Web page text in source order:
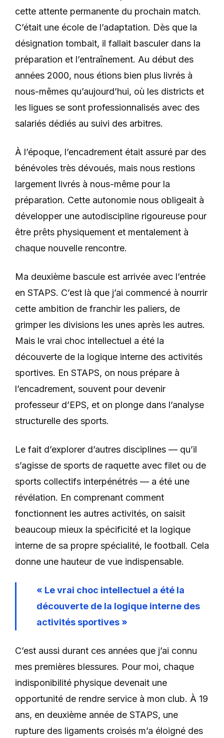
cette attente permanente du prochain match.
C’était une école de l’adaptation. Dès que la
désignation tombait, il fallait basculer dans la
préparation et l’entraînement. Au début des
années 2000, nous étions bien plus livrés à
nous-mêmes qu’aujourd’hui, où les districts et
les ligues se sont professionnalisés avec des
salariés dédiés au suivi des arbitres.
À l’époque, l’encadrement était assuré par des
bénévoles très dévoués, mais nous restions
largement livrés à nous-même pour la
préparation. Cette autonomie nous obligeait à
développer une autodiscipline rigoureuse pour
être prêts physiquement et mentalement à
chaque nouvelle rencontre.
Ma deuxième bascule est arrivée avec l’entrée
en STAPS. C’est là que j’ai commencé à nourrir
cette ambition de franchir les paliers, de
grimper les divisions les unes après les autres.
Mais le vrai choc intellectuel a été la
découverte de la logique interne des activités
sportives. En STAPS, on nous prépare à
l’encadrement, souvent pour devenir
professeur d’EPS, et on plonge dans l’analyse
structurelle des sports.
Le fait d’explorer d’autres disciplines — qu’il
s’agisse de sports de raquette avec filet ou de
sports collectifs interpénétrés — a été une
révélation. En comprenant comment
fonctionnent les autres activités, on saisit
beaucoup mieux la spécificité et la logique
interne de sa propre spécialité, le football. Cela
donne une hauteur de vue indispensable.
« Le vrai choc intellectuel a été la
découverte de la logique interne des
activités sportives »
C’est aussi durant ces années que j’ai connu
mes premières blessures. Pour moi, chaque
indisponibilité physique devenait une
opportunité de rendre service à mon club. À 19
ans, en deuxième année de STAPS, une
rupture des ligaments croisés m’a éloigné des